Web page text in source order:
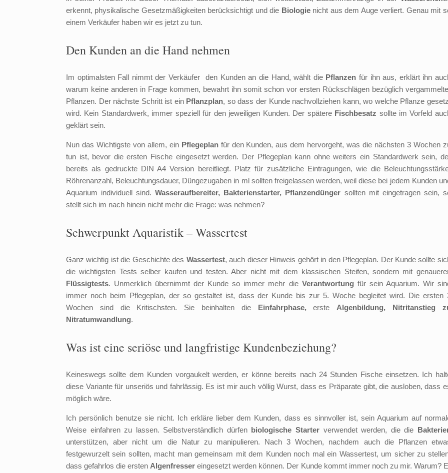
erkennt, physikalische Gesetzmäßigkeiten berücksichtigt und die Biologienicht aus dem Auge verliert. Genau mit
einem Verkäufer haben wir es jetzt zu tun.
Den Kunden an die Hand nehmen
Im optimalsten Fall nimmt der Verkäufer den Kunden an die Hand, wählt die Pflanzen für ihn aus, erklärt ihn
warum keine anderen in Frage kommen, bewahrt ihn somit schon vor ersten Rückschlägen bezüglich
Pflanzen. Der nächste Schritt ist ein Pflanzplan, so dass der Kunde nachvollziehen kann, wo welche Pflanze
wird. Kein Standardwerk, immer speziell für den jeweiligen Kunden. Der spätere Fischbesatz sollte im Vorfeld
geklärt sein.
Nun das Wichtigste von allem, ein Pflegeplanfür den Kunden, aus dem hervorgeht, was die nächsten 3 Wochen
tun ist, bevor die ersten Fische eingesetzt werden. Der Pflegeplan kann ohne weiters ein Standardwerk sein,
bereits als gedruckte DIN A4 Version bereitliegt. Platz für zusätzliche Eintragungen, wie die
Röhrenanzahl, Beleuchtungsdauer, Düngezugaben in ml sollten freigelassen werden, weil diese bei jedem Kunden
Aquarium individuell sind.Wasseraufbereiter, Bakterienstarter, Pflanzendünger sollten mit eingetragen sein,
stellt sich im nach hinein nicht mehr die Frage: was nehmen?
Schwerpunkt Aquaristik – Wassertest
Ganz wichtig ist die Geschichte des Wassertest, auch dieser Hinweis gehört in den Pflegeplan. Der Kunde sollte
die wichtigsten Tests selber kaufen und testen. Aber nicht mit dem klassischen Steifen, sondern mit
Flüssigtests. Unmerklich übernimmt der Kunde so immer mehr die Verantwortung für sein Aquarium. Wir
immer noch beim Pflegeplan, der so gestaltet ist, dass der Kunde bis zur 5. Woche begleitet wird. Die ersten
Wochen sind die Kritischsten. Sie beinhalten die Einfahrphase,erste Algenbildung, Nitritanstieg
Nitratumwandlung.
Was ist eine seriöse und langfristige Kundenbeziehung?
Keineswegs sollte dem Kunden vorgaukelt werden, er könne bereits nach 24 Stunden Fische einsetzen. Ich
diese Variante für unseriös und fahrlässig. Es ist mir auch völlig Wurst, dass es Präparate gibt, die ausloben, dass
möglich wäre.
Ich persönlich benutze sie nicht. Ich erkläre lieber dem Kunden, dass es sinnvoller ist, sein Aquarium auf
Weise einfahren zu lassen. Selbstverständlich dürfen biologische Starter verwendet werden, die die
unterstützen, aber nicht um die Natur zu manipulieren. Nach 3 Wochen, nachdem auch die Pflanzen
festgewurzelt sein sollten, macht man gemeinsam mit dem Kunden noch mal ein Wassertest, um sicher zu
dass gefahrlos die ersten Algenfresser eingesetzt werden können. Der Kunde kommt immer noch zu mir. Warum?